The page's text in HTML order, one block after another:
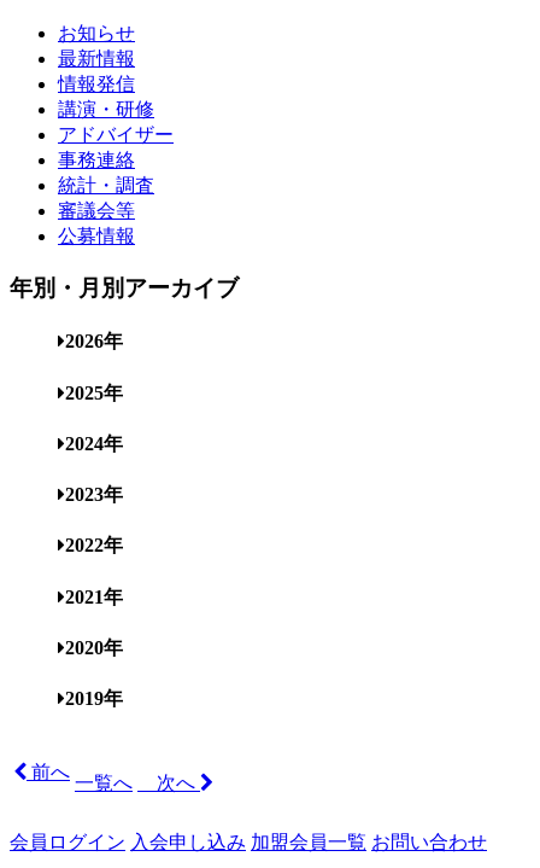
お知らせ
最新情報
情報発信
講演・研修
アドバイザー
事務連絡
統計・調査
審議会等
公募情報
年別・月別アーカイブ
2026年
2025年
2024年
2023年
2022年
2021年
2020年
2019年
前へ
一覧へ 次へ
会員ログイン 入会申し込み 加盟会員一覧 お問い合わせ